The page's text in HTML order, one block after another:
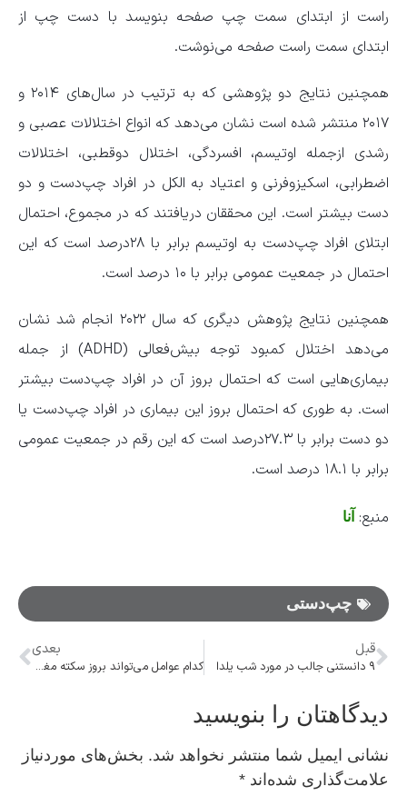
راست از ابتدای سمت چپ صفحه بنویسد با دست چپ از
ابتدای سمت راست صفحه می‌نوشت.
همچنین نتایج دو پژوهشی که به‌ ترتیب در سال‌های ۲۰۱۴ و
۲۰۱۷ منتشر شده است نشان می‌دهد که انواع اختلالات عصبی و
رشدی ازجمله اوتیسم، افسردگی، اختلال دوقطبی، اختلالات
اضطرابی، اسکیزوفرنی و اعتیاد به الکل در افراد چپ‌دست و دو
دست بیشتر است. این محققان دریافتند که در مجموع، احتمال
ابتلای افراد چپ‌دست به اوتیسم برابر با ۲۸درصد است که این
احتمال در جمعیت عمومی برابر با ۱۰ درصد است.
همچنین نتایج پژوهش دیگری که سال ۲۰۲۲ انجام شد نشان
می‌دهد اختلال کمبود توجه بیش‌فعالی (ADHD) از جمله
بیماری‌هایی است که احتمال بروز آن در افراد چپ‌دست بیشتر
است. به‌ طوری‌ که احتمال بروز این بیماری در افراد چپ‌دست یا
دو دست برابر با ۲۷.۳درصد است که این رقم در جمعیت عمومی
برابر با ۱۸.۱ درصد است.
منبع: آنا
چپ‌دستی
قبل
۹ دانستنی جالب در مورد شب یلدا
بعدی
کدام عوامل می‌تواند بروز سکته مغزی را در افراد کاهش دهد؟
دیدگاهتان را بنویسید
نشانی ایمیل شما منتشر نخواهد شد. بخش‌های موردنیاز
علامت‌گذاری شده‌اند *